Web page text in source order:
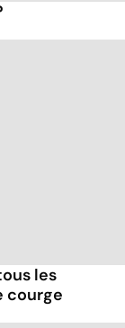
les
courge